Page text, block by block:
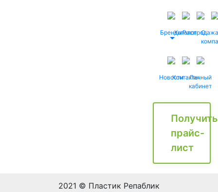
БрендыКаталог
Распродажа
О
НовостиКонтактыЛичный
кабинет
Получить
прайс-
лист
2021 © Пластик Репаблик